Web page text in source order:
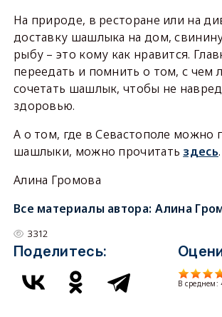
На природе, в ресторане или на
доставку шашлыка на дом,
рыбу – это кому как нравится.
переедать и помнить о том, с чем
сочетать шашлык, чтобы не
здоровью.
А о том, где в Севастополе можно
шашлыки, можно прочитать здесь.
Алина Громова
Все материалы автора: Алина
3312
Поделитесь:
В среднем: